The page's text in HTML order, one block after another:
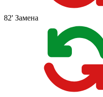
82' Замена